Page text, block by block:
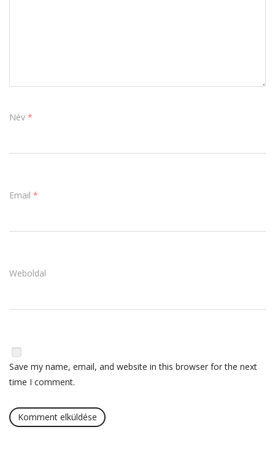
Név *
Email *
Weboldal
Save my name, email, and website in this browser for the next
time I comment.